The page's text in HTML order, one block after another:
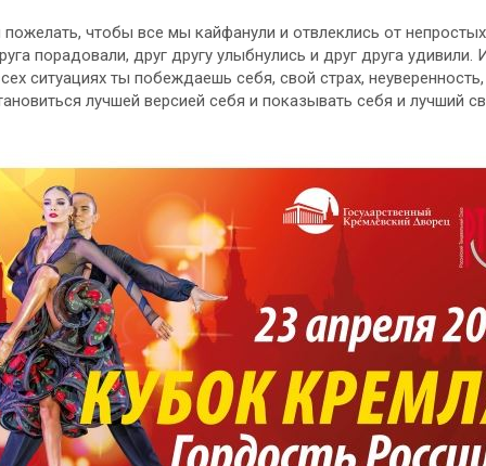
чтобы все мы кайфанули и отвлеклись от
порадовали, друг другу улыбнулись и друг друга удивили.
ситуациях ты побеждаешь себя, свой страх,
лучшей версией себя и показывать себя и лучший